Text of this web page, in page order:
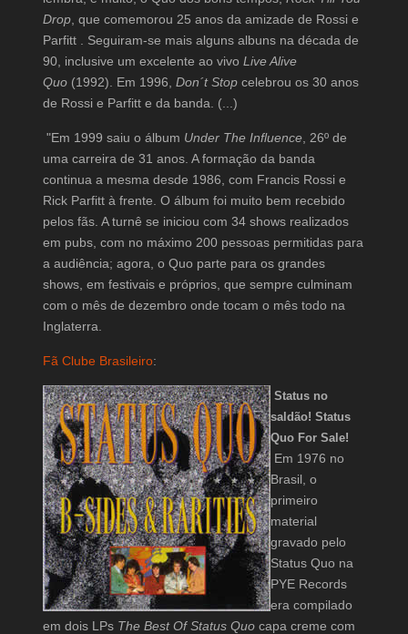
Drop, que comemorou 25 anos da amizade de Rossi e
Parfitt . Seguiram-se mais alguns albuns na década de
90, inclusive um excelente ao vivo Live Alive
Quo(1992). Em 1996, Don´t Stopcelebrou os 30 anos
de Rossi e Parfitt e da banda. (...)
"Em 1999 saiu o álbum Under The Influence, 26º de
uma carreira de 31 anos. A formação da banda
continua a mesma desde 1986, com Francis Rossi e
Rick Parfitt à frente. O álbum foi muito bem recebido
pelos fãs. A turnê se iniciou com 34 shows realizados
em pubs, com no máximo 200 pessoas permitidas para
a audiência; agora, o Quo parte para os grandes
shows, em festivais e próprios, que sempre culminam
com o mês de dezembro onde tocam o mês todo na
Inglaterra.
Fã Clube Brasileiro:
Status no
saldão! Status
Quo For Sale!
Em 1976 no
Brasil, o
primeiro
material
gravado pelo
Status Quo na
PYE Records
era compilado
em dois LPs The Best Of Status Quocapa creme com